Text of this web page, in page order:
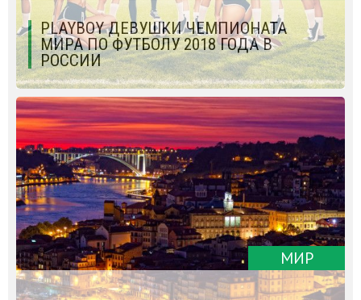
PLAYBOY ДЕВУШКИ ЧЕМПИОНАТА
МИРА ПО ФУТБОЛУ 2018 ГОДА В
РОССИИ
МИР